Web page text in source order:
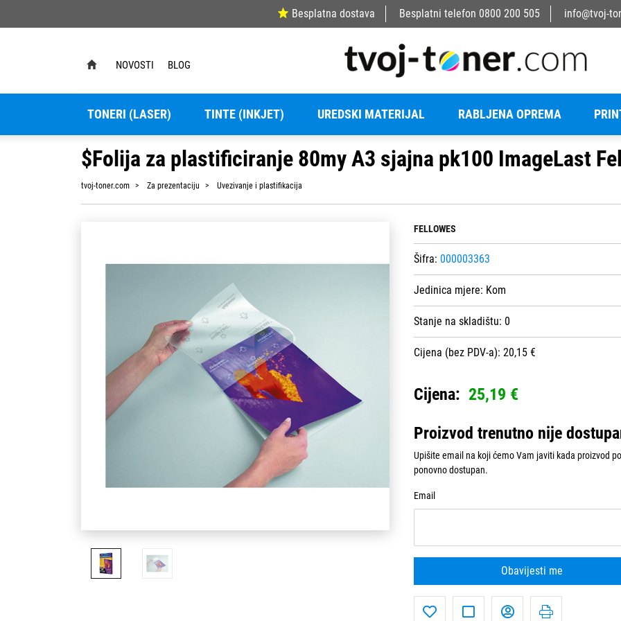
Besplatna dostava Besplatni telefon 0800 200 505 info@tvoj-
NOVOSTI BLOG
TONERI (LASER) TINTE (INKJET) UREDSKI MATERIJAL RABLJENA OPREMA
$Folija za plastificiranje 80my A3 sjajna pk100 ImageLast
tvoj-toner.com Za prezentaciju Uvezivanje i plastifikacija
FELLOWES
Šifra: 000003363
Jedinica mjere: Kom
Stanje na skladištu: 0
Cijena (bez PDV-a): 20,15 €
Cijena: 25,19 €
Proizvod trenutno nije
Upišite email na koji ćemo Vam javiti kada proizvod
ponovno dostupan.
Email
Obavijesti me